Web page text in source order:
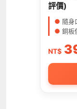
評價)
● 隨身
● 銅板
NT$